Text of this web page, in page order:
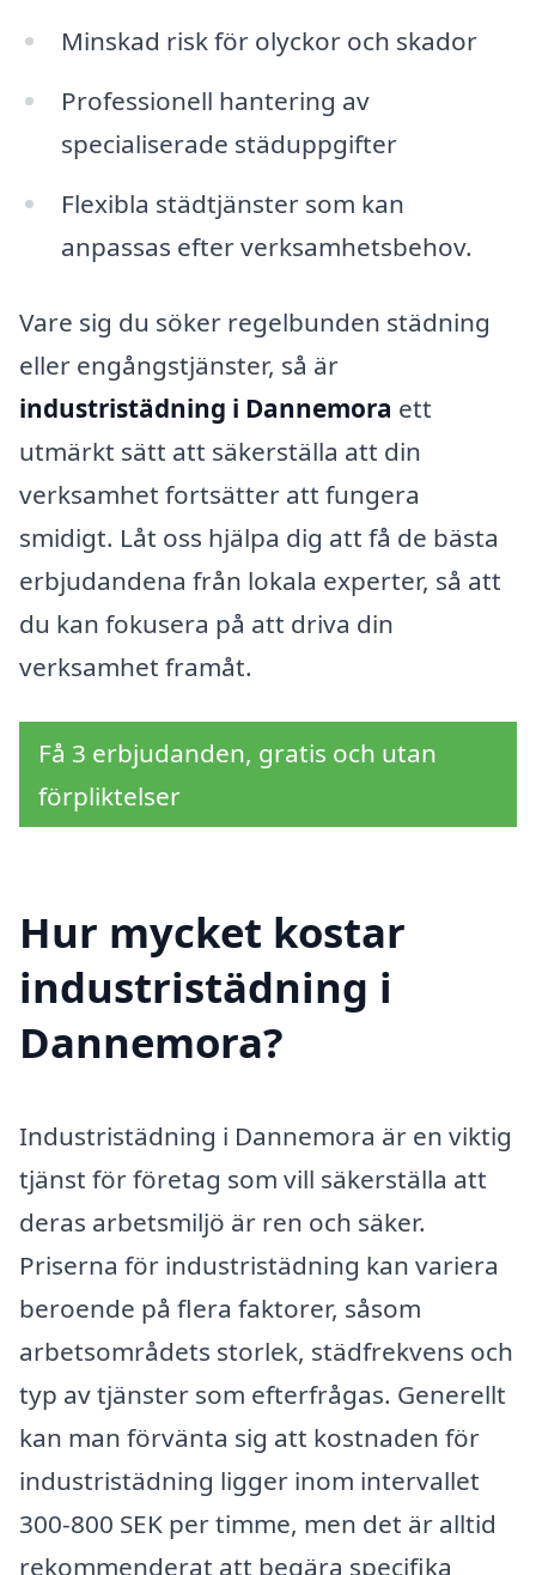
Minskad risk för olyckor och skador
Professionell hantering av
specialiserade städuppgifter
Flexibla städtjänster som kan
anpassas efter verksamhetsbehov.
Vare sig du söker regelbunden städning
eller engångstjänster, så är
industristädning i Dannemora ett
utmärkt sätt att säkerställa att din
verksamhet fortsätter att fungera
smidigt. Låt oss hjälpa dig att få de bästa
erbjudandena från lokala experter, så att
du kan fokusera på att driva din
verksamhet framåt.
Få 3 erbjudanden, gratis och utan
förpliktelser
Hur mycket kostar
industristädning i
Dannemora?
Industristädning i Dannemora är en viktig
tjänst för företag som vill säkerställa att
deras arbetsmiljö är ren och säker.
Priserna för industristädning kan variera
beroende på flera faktorer, såsom
arbetsområdets storlek, städfrekvens och
typ av tjänster som efterfrågas. Generellt
kan man förvänta sig att kostnaden för
industristädning ligger inom intervallet
300-800 SEK per timme, men det är alltid
rekommenderat att begära specifika